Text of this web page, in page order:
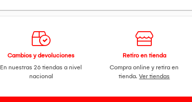
Cambios y devoluciones
En nuestras 26 tiendas a nivel
nacional
Retiro en tienda
Compra online y retira en
tienda.Ver tiendas